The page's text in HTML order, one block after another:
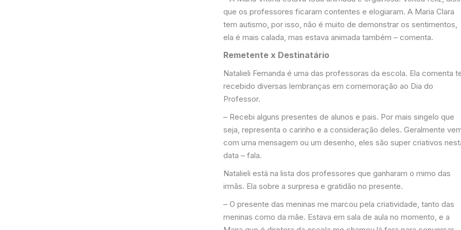
que os professores ficaram contentes e elogiaram. A Maria Clara
tem autismo, por isso, não é muito de demonstrar os sentimentos,
ela é mais calada, mas estava animada também – comenta.
Remetente x Destinatário
Natalieli Fernanda é uma das professoras da escola. Ela comenta
recebido diversas lembranças em comemoração ao Dia do
Professor.
– Recebi alguns presentes de alunos e pais. Por mais singelo que
seja, representa o carinho e a consideração deles. Geralmente
com uma mensagem ou um desenho, eles são super criativos
data – fala.
Natalieli está na lista dos professores que ganharam o mimo das
irmãs. Ela sobre a surpresa e gratidão no presente.
– O presente das meninas me marcou pela criatividade, tanto das
meninas como da mãe. Estava em sala de aula no momento, e a